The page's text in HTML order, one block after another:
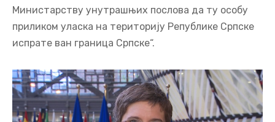
Министарству унутрашњих послова да ту особу
приликом уласка на територију Републике Српске
испрате ван граница Српске“.